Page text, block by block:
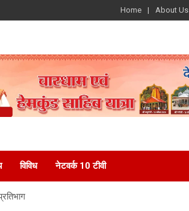
Home About Us
विविध नेटवर्क 10 टीवी